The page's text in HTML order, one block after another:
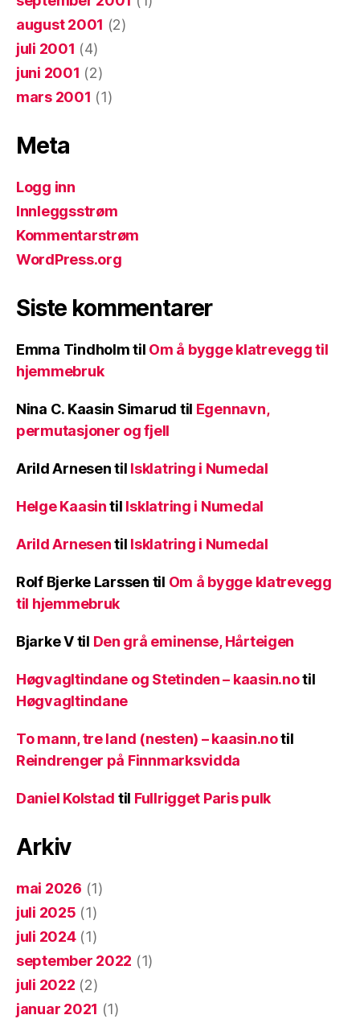
august 2001 (2)
juli 2001 (4)
juni 2001 (2)
mars 2001 (1)
Meta
Logg inn
Innleggsstrøm
Kommentarstrøm
WordPress.org
Siste kommentarer
Emma Tindholmtil Om å bygge klatrevegg til
hjemmebruk
Nina C. Kaasin Simarud til Egennavn,
permutasjoner og fjell
Arild Arnesentil Isklatring i Numedal
Helge Kaasintil Isklatring i Numedal
Arild Arnesentil Isklatring i Numedal
Rolf Bjerke Larssen til Om å bygge klatrevegg
til hjemmebruk
Bjarke Vtil Den grå eminense, Hårteigen
Høgvagltindane og Stetinden – kaasin.notil
Høgvagltindane
To mann, tre land (nesten) – kaasin.notil
Reindrenger på Finnmarksvidda
Daniel Kolstad til Fullrigget Paris pulk
Arkiv
mai 2026 (1)
juli 2025 (1)
juli 2024(1)
september 2022 (1)
juli 2022 (2)
januar 2021 (1)